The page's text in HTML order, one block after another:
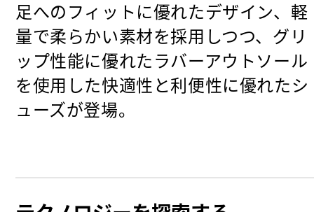
足へのフィットに優れたデザイン、軽
量で柔らかい素材を採用しつつ、グリ
ップ性能に優れたラバーアウトソール
を使用した快適性と利便性に優れたシ
ューズが登場。